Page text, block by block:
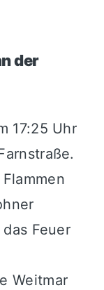
der
17:25 Uhr
Feuer
Weitmar